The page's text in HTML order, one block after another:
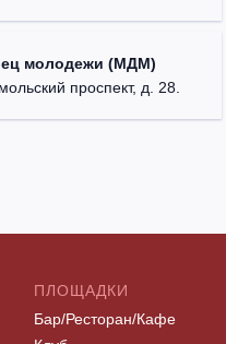
молодежи (МДМ)
проспект, д. 28.
ПЛОЩАДКИ
Бар/Ресторан/Кафе